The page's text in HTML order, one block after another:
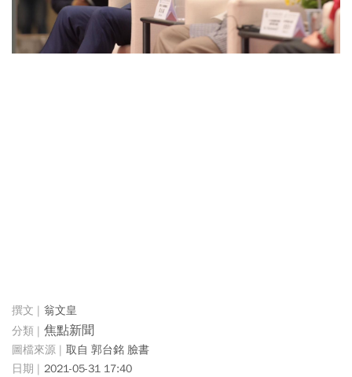
翁文皇
焦點新聞
取自 郭台銘 臉書
2021-05-31 17:40